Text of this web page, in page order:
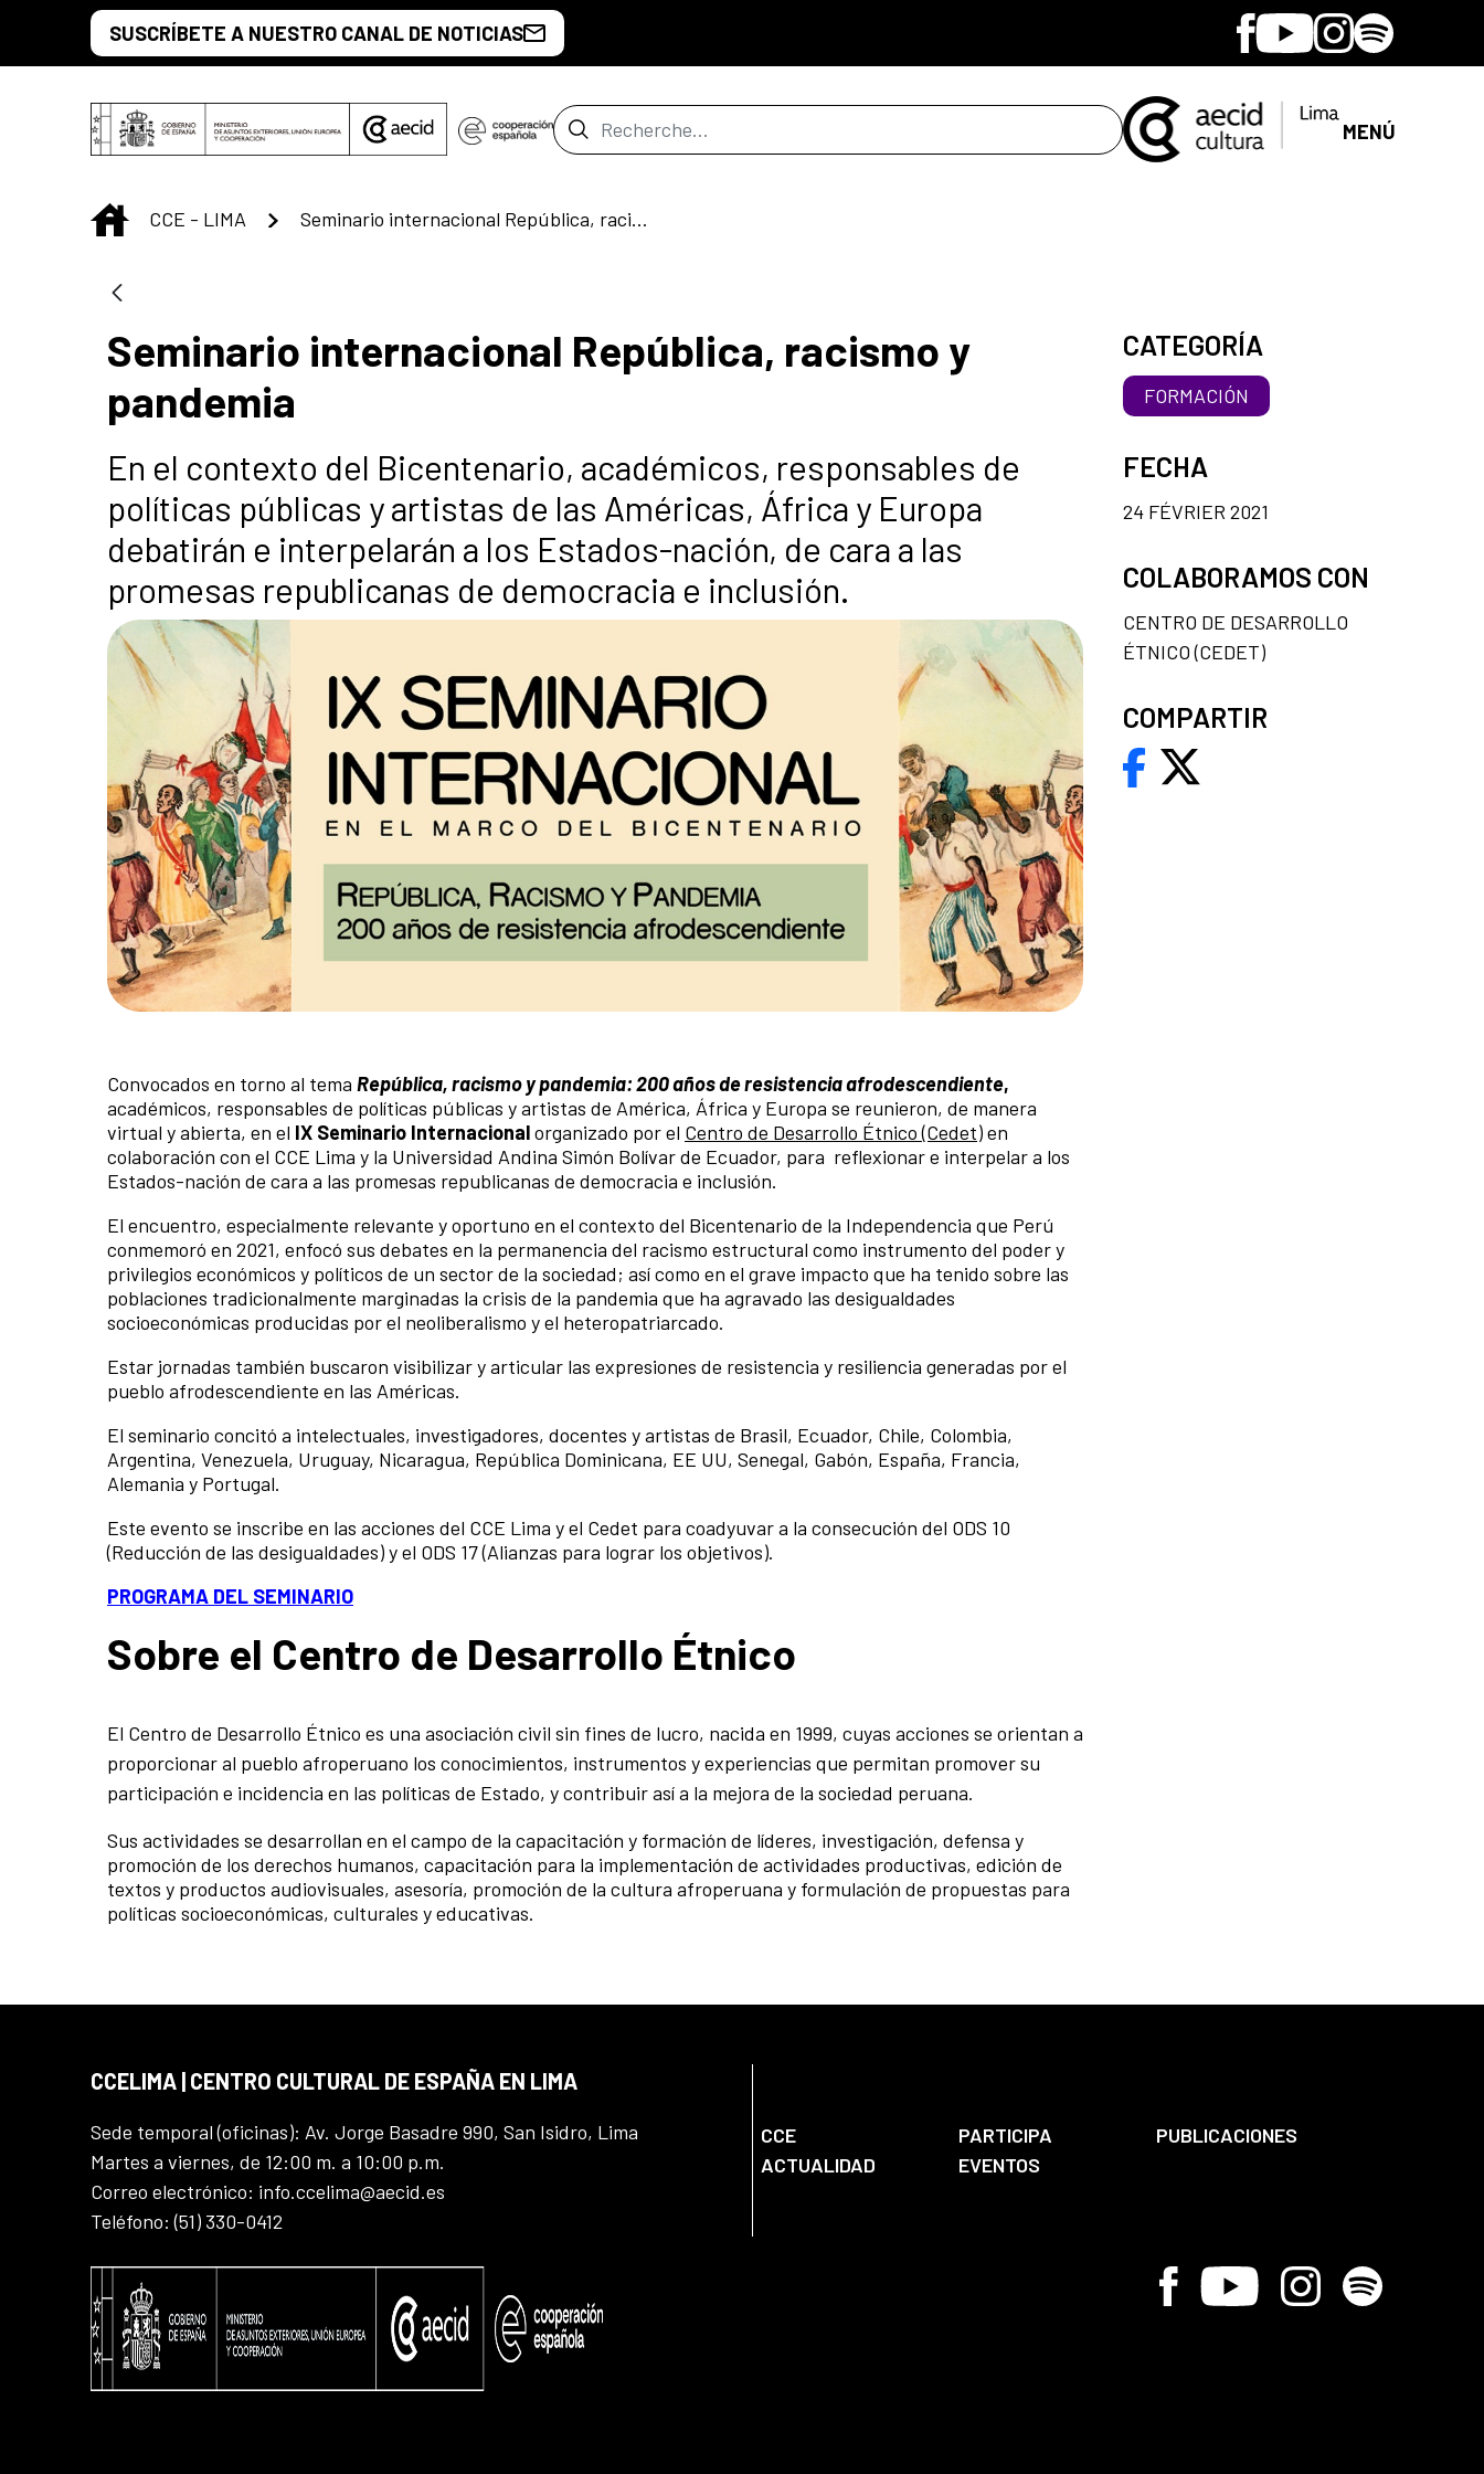
Saut au contenu principal
SUSCRÍBETE A NUESTRO CANAL DE NOTICIAS Facebook
YoutubeInstagram
Spotify
Barre de recherche MENÚ
INICIO
CCE - LIMA Seminario internacional República, racismo y pandemia
Seminario internacional República, racismo y
pandemia
En el contexto del Bicentenario, académicos, responsables de
políticas públicas y artistas de las Américas, África y Europa
debatirán e interpelarán a los Estados-nación, de cara a las
promesas republicanas de democracia e inclusión.
Convocados en torno al tema República, racismo y pandemia: 200 años de resistencia afrodescendiente,
académicos, responsables de políticas públicas y artistas de América, África y Europa se reunieron, de manera
virtual y abierta, en el IX Seminario Internacionalorganizado por el Centro de Desarrollo Étnico (Cedet)en
colaboración con el CCE Lima y la Universidad Andina Simón Bolívar de Ecuador, para reflexionar e interpelar a los
Estados-nación de cara a las promesas republicanas de democracia e inclusión.
El encuentro, especialmente relevante y oportuno en el contexto del Bicentenario de la Independencia que Perú
conmemoró en 2021, enfocó sus debates en la permanencia del racismo estructural como instrumento del poder y
privilegios económicos y políticos de un sector de la sociedad; así como en el grave impacto que ha tenido sobre las
poblaciones tradicionalmente marginadas la crisis de la pandemia que ha agravado las desigualdades
socioeconómicas producidas por el neoliberalismo y el heteropatriarcado.
Estar jornadas también buscaron visibilizar y articular las expresiones de resistencia y resiliencia generadas por el
pueblo afrodescendiente en las Américas.
El seminario concitó a intelectuales, investigadores, docentes y artistas de Brasil, Ecuador, Chile, Colombia,
Argentina, Venezuela, Uruguay, Nicaragua, República Dominicana, EE UU, Senegal, Gabón, España, Francia,
Alemania y Portugal.
Este evento se inscribe en las acciones del CCE Lima y el Cedet para coadyuvar a la consecución del ODS 10
(Reducción de las desigualdades) y el ODS 17 (Alianzas para lograr los objetivos).
PROGRAMA DEL SEMINARIO
Sobre el Centro de Desarrollo Étnico
El Centro de Desarrollo Étnico es una asociación civil sin fines de lucro, nacida en 1999, cuyas acciones se orientan a
proporcionar al pueblo afroperuano los conocimientos, instrumentos y experiencias que permitan promover su
participación e incidencia en las políticas de Estado, y contribuir así a la mejora de la sociedad peruana.
Sus actividades se desarrollan en el campo de la capacitación y formación de líderes, investigación, defensa y
promoción de los derechos humanos, capacitación para la implementación de actividades productivas, edición de
textos y productos audiovisuales, asesoría, promoción de la cultura afroperuana y formulación de propuestas para
políticas socioeconómicas, culturales y educativas.
CATEGORÍA
FORMACIÓN
FECHA
24 FÉVRIER 2021
COLABORAMOS CON
CENTRO DE DESARROLLO
ÉTNICO (CEDET)
COMPARTIR
CCELIMA | CENTRO CULTURAL DE ESPAÑA EN LIMA
Sede temporal (oficinas): Av. Jorge Basadre 990, San Isidro, Lima
Martes a viernes, de 12:00 m. a 10:00 p.m.
Correo electrónico: info.ccelima@aecid.es
Teléfono: (51) 330-0412
CCE PARTICIPA
PUBLICACIONES
ACTUALIDAD
EVENTOS
Facebook
Youtube InstagramSpotify